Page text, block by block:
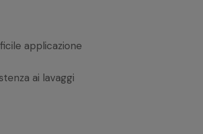
applicazione
ai lavaggi